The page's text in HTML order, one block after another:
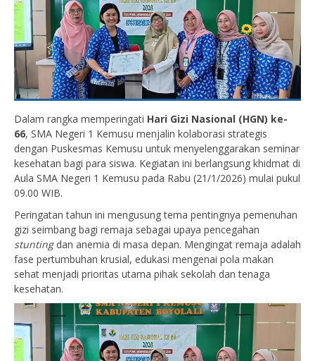
Dalam rangka memperingati Hari Gizi Nasional (HGN) ke-
66, SMA Negeri 1 Kemusu menjalin kolaborasi strategis
dengan Puskesmas Kemusu untuk menyelenggarakan seminar
kesehatan bagi para siswa. Kegiatan ini berlangsung khidmat di
Aula SMA Negeri 1 Kemusu pada Rabu (21/1/2026) mulai pukul
09.00 WIB.
Peringatan tahun ini mengusung tema pentingnya pemenuhan
gizi seimbang bagi remaja sebagai upaya pencegahan
stuntingdan anemia di masa depan. Mengingat remaja adalah
fase pertumbuhan krusial, edukasi mengenai pola makan
sehat menjadi prioritas utama pihak sekolah dan tenaga
kesehatan.